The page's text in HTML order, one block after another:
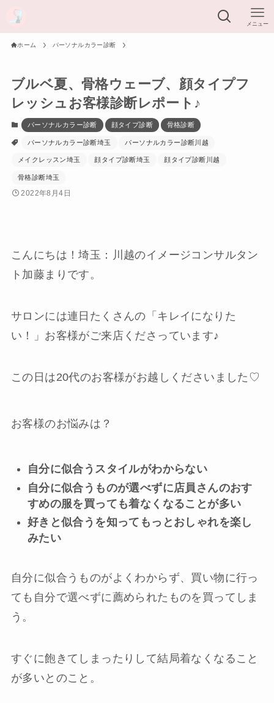
メニュー
ホーム パーソナルカラー診断
ブルベ夏、骨格ウェーブ、顔タイプフ
レッシュお客様診断レポート♪
パーソナルカラー診断 顔タイプ診断 骨格診断
パーソナルカラー診断埼玉 パーソナルカラー診断川越
メイクレッスン埼玉 顔タイプ診断埼玉 顔タイプ診断川越
骨格診断埼玉
2022年8月4日
こんにちは！埼玉：川越のイメージコンサルタン
ト加藤まりです。
サロンには連日たくさんの「キレイになりた
い！」お客様がご来店くださっています♪
この日は20代のお客様がお越しくださいました♡
お客様のお悩みは？
自分に似合うスタイルがわからない
自分に似合うものが選べずに店員さんのおす
すめの服を買っても着なくなることが多い
好きと似合うを知ってもっとおしゃれを楽し
みたい
自分に似合うものがよくわからず、買い物に行っ
ても自分で選べずに薦められたものを買ってしま
う。
すぐに飽きてしまったりして結局着なくなること
が多いとのこと。